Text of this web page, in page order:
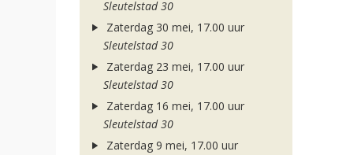
Sleutelstad 30
Zaterdag 30 mei, 17.00 uur
Sleutelstad 30
Zaterdag 23 mei, 17.00 uur
Sleutelstad 30
Zaterdag 16 mei, 17.00 uur
Sleutelstad 30
Zaterdag 9 mei, 17.00 uur